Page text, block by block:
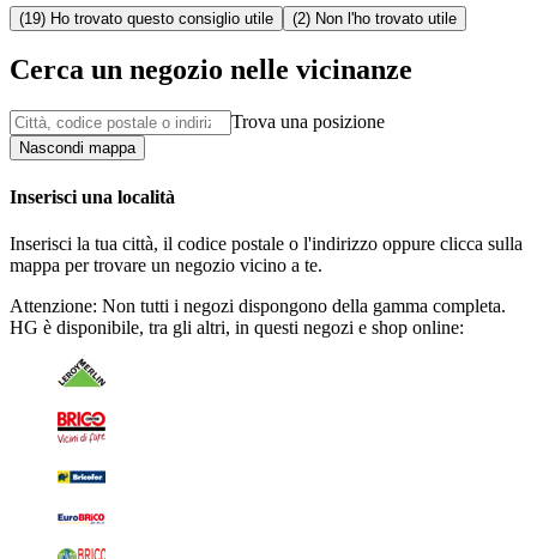
(19) Ho trovato questo consiglio utile (2) Non l'ho trovato utile
Cerca un negozio nelle vicinanze
Trova una posizione
Nascondi mappa
Inserisci una località
Inserisci la tua città, il codice postale o l'indirizzo oppure clicca sulla
mappa per trovare un negozio vicino a te.
Attenzione: Non tutti i negozi dispongono della gamma completa.
HG è disponibile, tra gli altri, in questi negozi e shop online: